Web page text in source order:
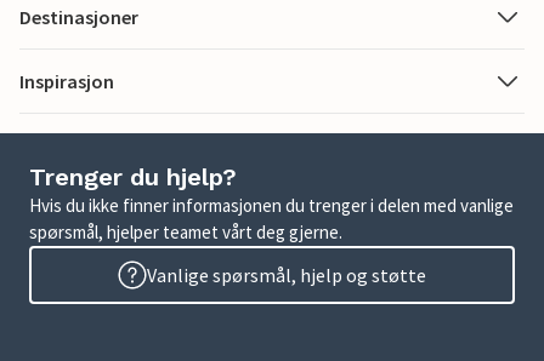
Destinasjoner
Inspirasjon
Trenger du hjelp?
Hvis du ikke finner informasjonen du trenger i delen med vanlige
spørsmål, hjelper teamet vårt deg gjerne.
Vanlige spørsmål, hjelp og støtte